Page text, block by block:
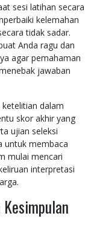
sesi latihan secara
kelemahan
tidak sadar.
Anda ragu dan
agar pemahaman
jawaban
dalam
skor akhir yang
ujian seleksi
untuk membaca
mulai mencari
interpretasi